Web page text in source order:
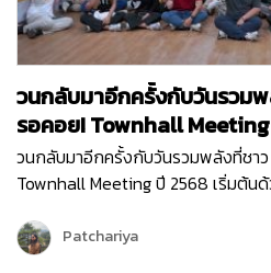
วนกลับมาอีกครั้งกับวันรวม
รอคอย! Townhall
วนกลับมาอีกครั้งกับวันรวมพลังที่ชา
Townhall Meeting ปี 2568 เริ่มต้น
โอกาสและความท้าทาย ปีนี้ Clicknext
พัฒนาผลิตภัณฑ์ให้ตอบโจทย์ลูกค้าม
Patchariya